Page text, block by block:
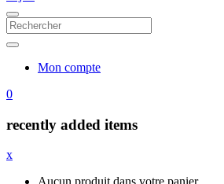
Mon compte
0
recently added items
x